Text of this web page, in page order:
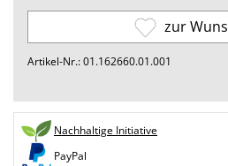
zur
Artikel-Nr.: 01.162660.01.001
Nachhaltige Initiative
PayPal